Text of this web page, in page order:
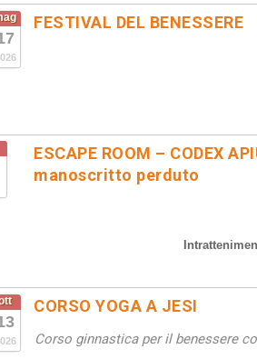
FESTIVAL DEL BENESSERE
ESCAPE ROOM – CODEX
manoscritto perduto
CORSO YOGA A JESI
Corso ginnastica per il benessere